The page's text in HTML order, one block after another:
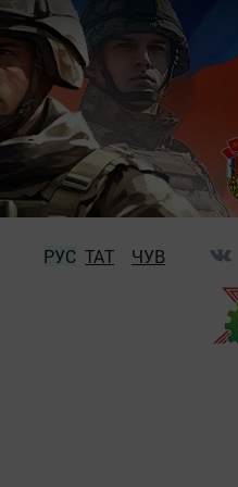
РУС ТАТ ЧУВ